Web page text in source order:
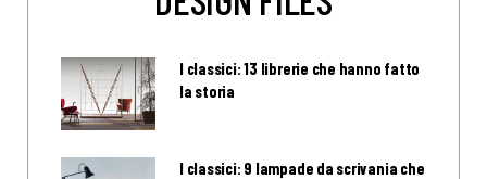
I classici: 13 librerie che hanno fatto
la storia
I classici: 9 lampade da scrivania che